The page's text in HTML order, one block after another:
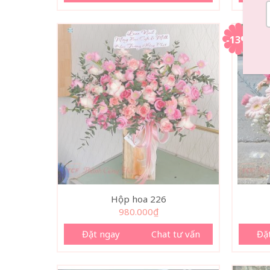
Hộp hoa 226
980.000₫
Đặt ngay
Chat tư vấn
-13%